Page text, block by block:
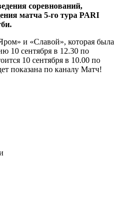
соревнований,
матча 5-го тура PARI
и «Славой», которая была
10 сентября в 12.30 по
10 сентября в 10.00 по
показана по каналу Матч!